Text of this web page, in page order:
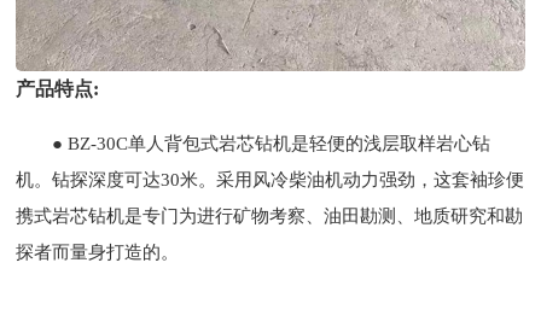
产品特点:
● BZ-30C单人背包式岩芯钻机是轻便的浅层取样岩心钻
机。钻探深度可达30米。采用风冷柴油机动力强劲，这套袖珍便
携式岩芯钻机是专门为进行矿物考察、油田勘测、地质研究和勘
探者而量身打造的。